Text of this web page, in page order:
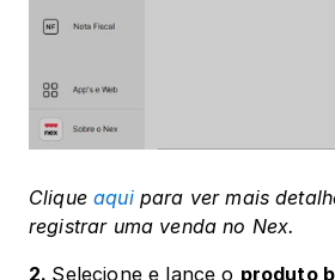
Clique aqui para ver mais
registrar uma venda no Nex.
2. Selecione e lance o produto